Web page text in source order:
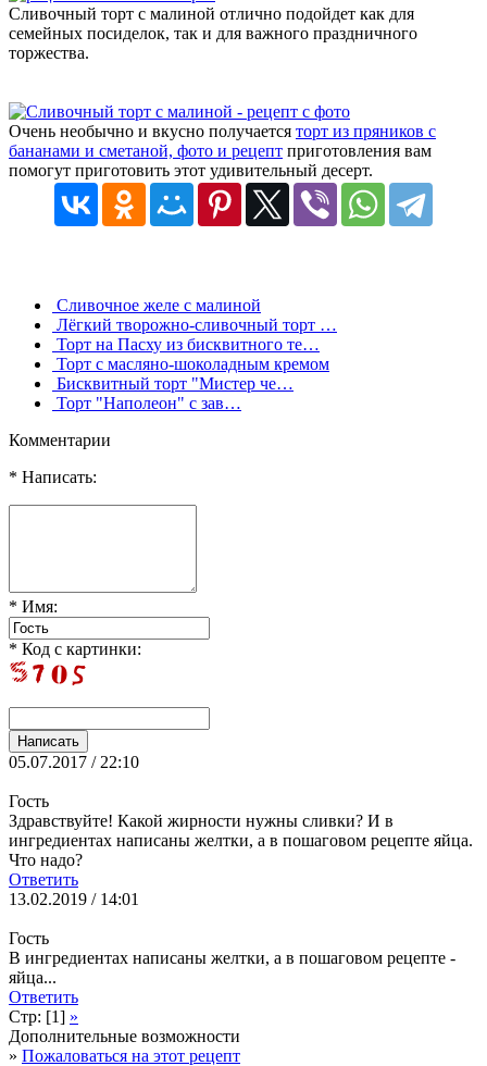
Сливочный торт с малиной отлично подойдет как для
семейных посиделок, так и для важного праздничного
торжества.
Очень необычно и вкусно получается торт из пряников с
бананами и сметаной, фото и рецепт приготовления вам
помогут приготовить этот удивительный десерт.
Сливочное желе с малиной
Лёгкий творожно-сливочный торт …
Торт на Пасху из бисквитного те…
Торт с масляно-шоколадным кремом
Бисквитный торт "Мистер че…
Торт "Наполеон" с зав…
Комментарии
* Написать:
* Имя:
* Код с картинки:
05.07.2017 / 22:10
Гость
Здравствуйте! Какой жирности нужны сливки? И в
ингредиентах написаны желтки, а в пошаговом рецепте яйца.
Что надо?
Ответить
13.02.2019 / 14:01
Гость
В ингредиентах написаны желтки, а в пошаговом рецепте -
яйца...
Ответить
Стр: [1] »
Дополнительные возможности
» Пожаловаться на этот рецепт